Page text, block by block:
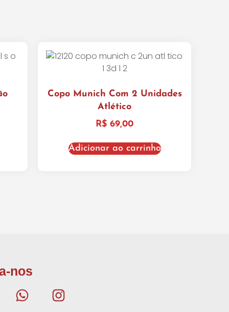
Copo Munich Com 2 Unidades
Atlético
R$ 69,00
Adicionar ao carrinho
nos